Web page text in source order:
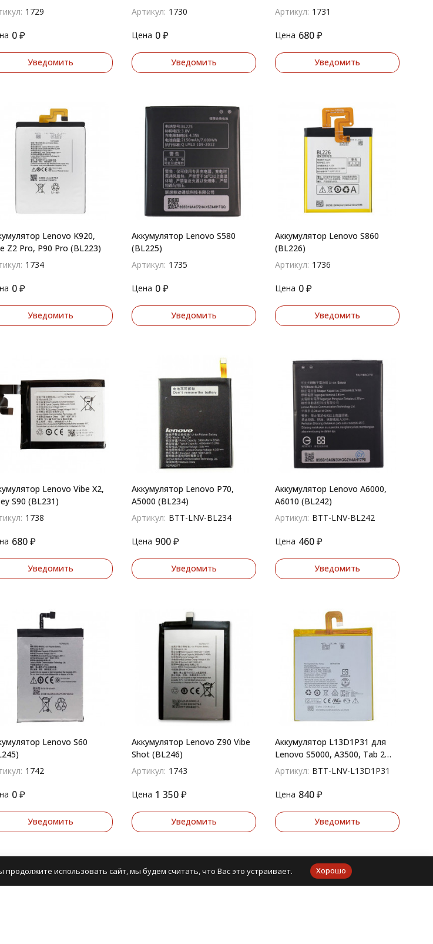
1729
0 ₽
Уведомить
Артикул: 1730
Цена 0 ₽
Уведомить
Артикул: 1731
Цена 680 ₽
Уведомить
Lenovo K920,
Z2 Pro, P90 Pro (BL223)
1734
0 ₽
Уведомить
Аккумулятор Lenovo S580
(BL225)
Артикул: 1735
Цена 0 ₽
Уведомить
Аккумулятор Lenovo S860
(BL226)
Артикул: 1736
Цена 0 ₽
Уведомить
Lenovo Vibe X2,
S90 (BL231)
1738
680 ₽
Уведомить
Аккумулятор Lenovo P70,
A5000 (BL234)
Артикул: BTT-LNV-BL234
Цена 900 ₽
Уведомить
Аккумулятор Lenovo A6000,
A6010 (BL242)
Артикул: BTT-LNV-BL242
Цена 460 ₽
Уведомить
Lenovo S60
1742
0 ₽
Уведомить
Аккумулятор Lenovo Z90 Vibe
Shot (BL246)
Артикул: 1743
Цена 1 350 ₽
Уведомить
Аккумулятор L13D1P31 для
Lenovo S5000, A3500, Tab 2
A7-20, Tab 2 A7-30, Tab 3 7
730X
Артикул: BTT-LNV-L13D1P31
Цена 840 ₽
Уведомить
использовать сайт, мы будем считать, что Вас это устраивает. Хорошо